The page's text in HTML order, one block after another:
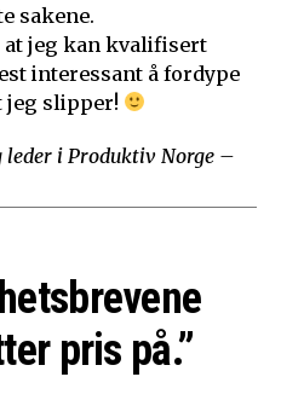
sakene.
jeg kan kvalifisert
interessant å fordype
jeg slipper!
i Produktiv Norge –
pris på.”